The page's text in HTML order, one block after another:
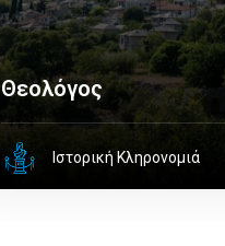
Θεολόγος
Ιστορική Κληρονομιά